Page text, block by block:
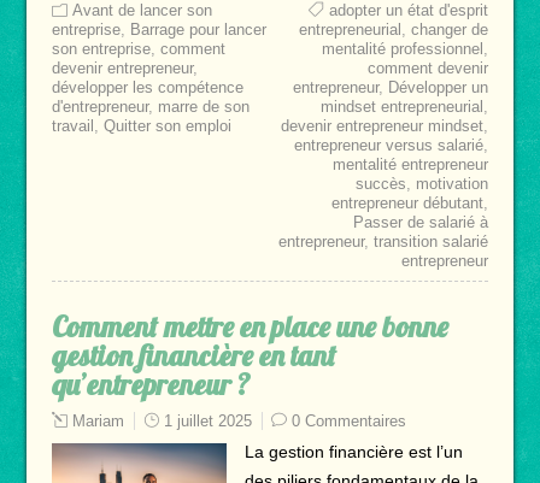
Avant de lancer son
entreprise, Barrage pour lancer
son entreprise, comment
devenir entrepreneur,
développer les compétence
d'entrepreneur, marre de son
travail , Quitter son emploi
adopter un état d'esprit
entrepreneurial ,changer de
mentalité professionnel ,
comment devenir
entrepreneur, Développer un
mindset entrepreneurial ,
devenir entrepreneur mindset,
entrepreneur versus salarié,
mentalité entrepreneur
succès, motivation
entrepreneur débutant,
Passer de salarié à
entrepreneur,transition salarié
entrepreneur
Comment mettre en place une bonne
gestion financière en tant
qu’entrepreneur ?
Mariam 1 juillet 2025 0 Commentaires
La gestion financière est l’un